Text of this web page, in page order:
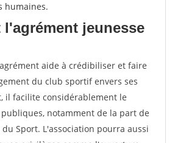
humaines.
jeunesse
aide à crédibiliser et faire
du club sportif envers ses
il facilite considérablement le
notamment de la part de
Sport. L'association pourra aussi